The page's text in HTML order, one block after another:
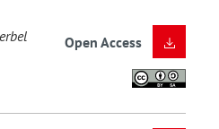
Open Access